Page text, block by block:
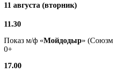
11 августа (вторник)
11.30
Показ м/ф «Мойдодыр»
0+
17.00